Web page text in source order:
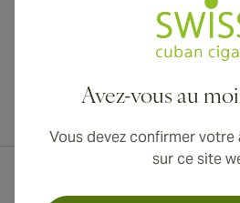
Avez-vous au
Vous devez confirmer
sur ce site
Livraison internationale disponible